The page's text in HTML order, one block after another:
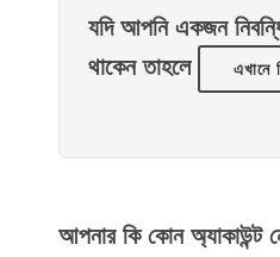
যদি আপনি একজন
থাকেন তাহলে
আপনার কি কোন অ্যাকাউন্ট